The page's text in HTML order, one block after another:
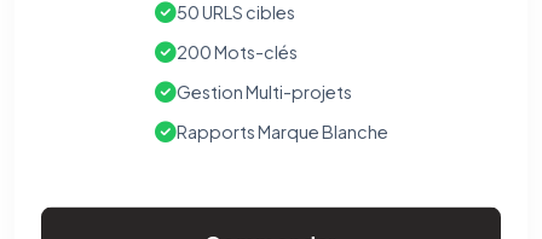
50 URLS cibles
200 Mots-clés
Gestion Multi-projets
Rapports Marque Blanche